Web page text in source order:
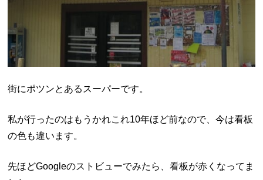
街にポツンとあるスーパーです。
私が行ったのはもうかれこれ10年ほど前なので、今は看板
の色も違います。
先ほどGoogleのストビューでみたら、看板が赤くなってま